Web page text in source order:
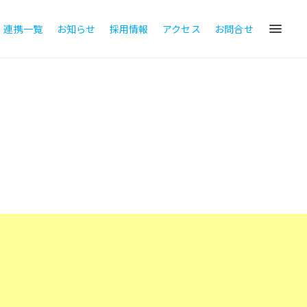
連携一覧 お知らせ 採用情報 アクセス お問合せ